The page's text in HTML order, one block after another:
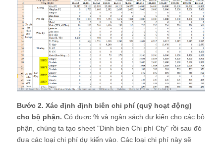
Bước 2. Xác định định biên chi phí (quỹ hoạt động)
cho bộ phận. Có được % và ngân sách dự kiến cho các bộ
phận, chúng ta tạo sheet "Dinh bien Chi phí Cty" rồi sau đó
đưa các loại chi phí dự kiến vào. Các loại chi phí này sẽ